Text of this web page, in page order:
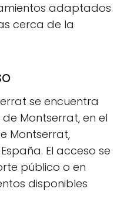
adaptados
cerca de la
se encuentra
Montserrat, en el
Montserrat,
El acceso se
público o en
disponibles